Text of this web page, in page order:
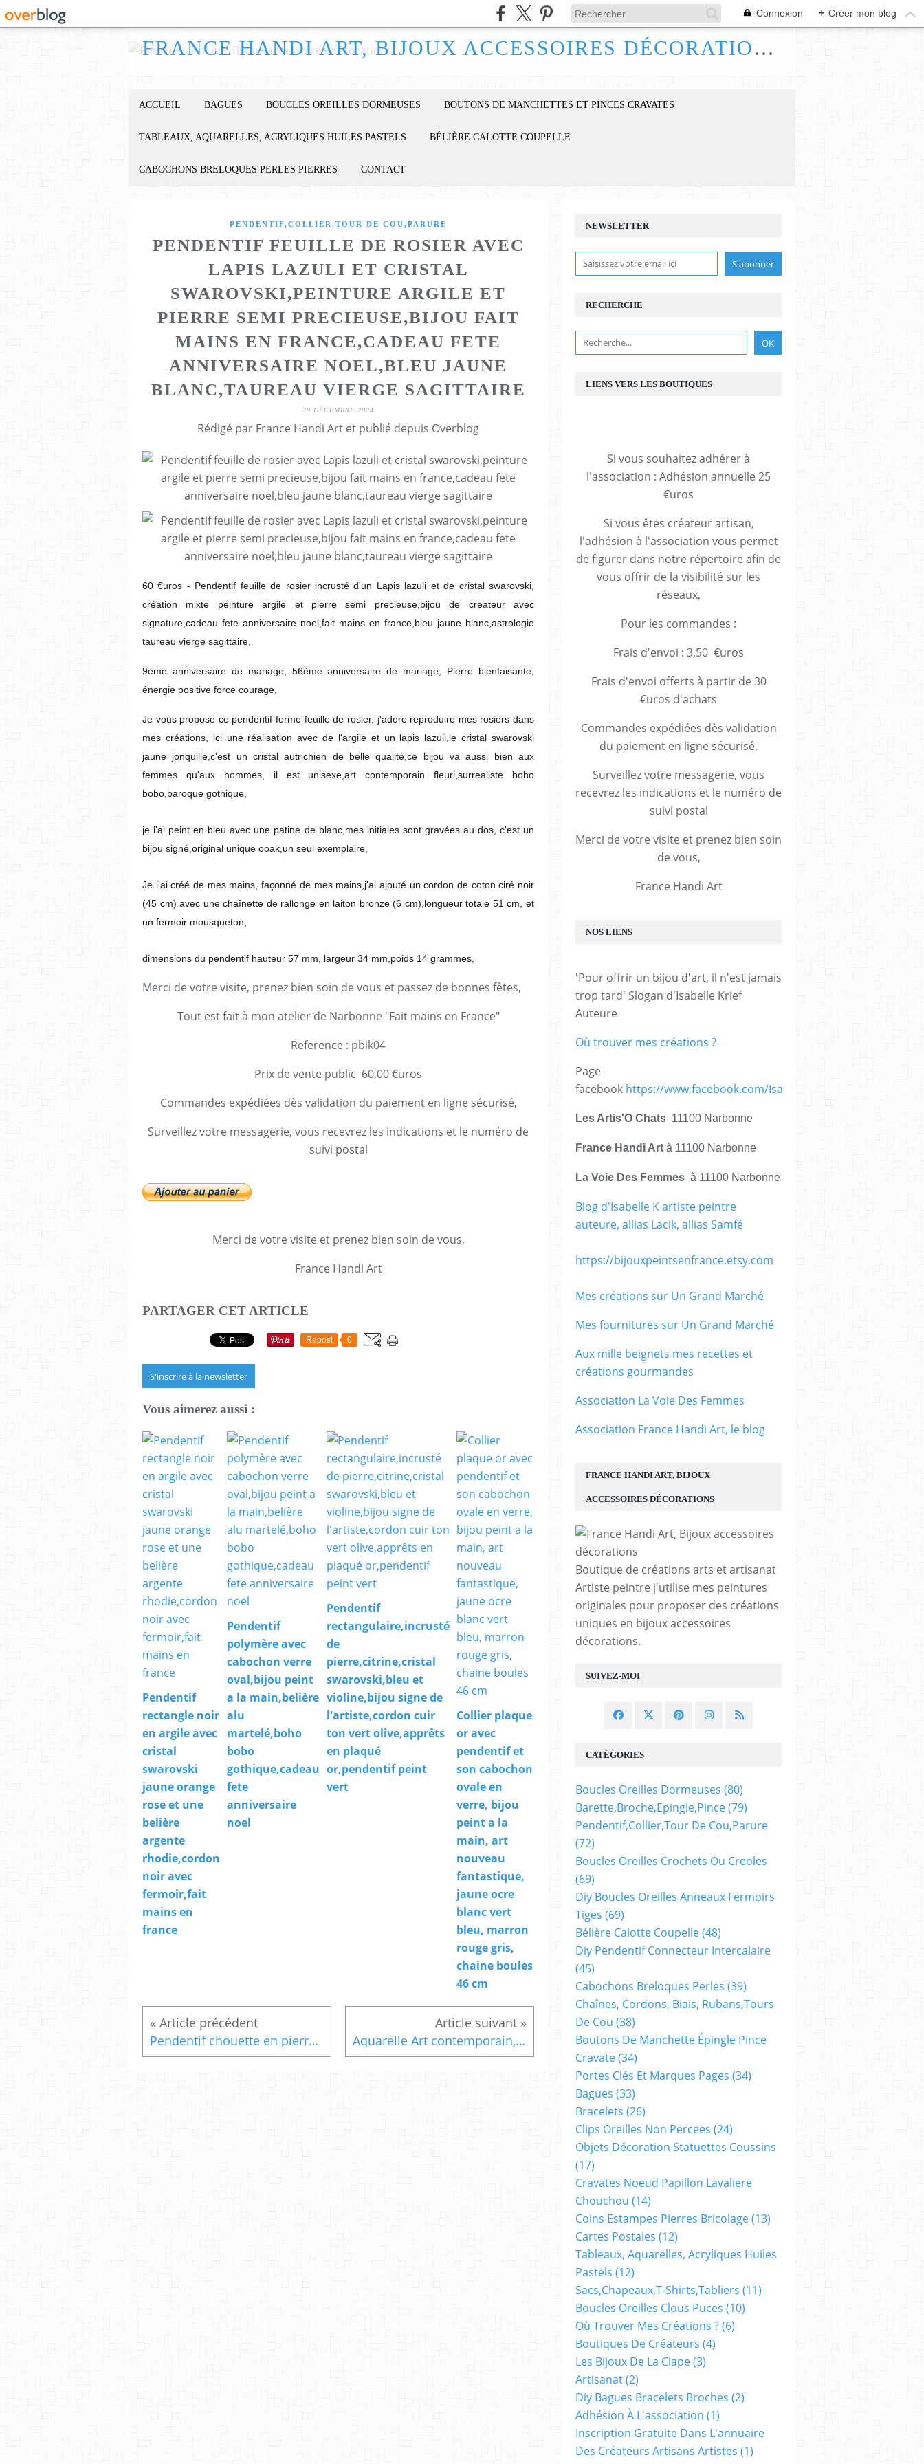
Connexion + Créer mon blog
FRANCE HANDI ART, BIJOUX ACCESSOIRES DÉCORATIONS
ACCUEIL BAGUES BOUCLES OREILLES DORMEUSES BOUTONS DE MANCHETTES ET PINCES CRAVATES
TABLEAUX, AQUARELLES, ACRYLIQUES HUILES PASTELS BÉLIÈRE CALOTTE COUPELLE
CABOCHONS BRELOQUES PERLES PIERRES CONTACT
PENDENTIF,COLLIER,TOUR DE COU,PARURE
PENDENTIF FEUILLE DE ROSIER AVEC
LAPIS LAZULI ET CRISTAL
SWAROVSKI,PEINTURE ARGILE ET
PIERRE SEMI PRECIEUSE,BIJOU FAIT
MAINS EN FRANCE,CADEAU FETE
ANNIVERSAIRE NOEL,BLEU JAUNE
BLANC,TAUREAU VIERGE SAGITTAIRE
29 DÉCEMBRE 2024
Rédigé par France Handi Art et publié depuis Overblog
60 €uros - Pendentif feuille de rosier incrusté d'un Lapis lazuli et de cristal swarovski,
création mixte peinture argile et pierre semi precieuse,bijou de createur avec
signature,cadeau fete anniversaire noel,fait mains en france,bleu jaune blanc,astrologie
taureau vierge sagittaire,
9ème anniversaire de mariage, 56ème anniversaire de mariage, Pierre bienfaisante,
énergie positive force courage,
Je vous propose ce pendentif forme feuille de rosier, j'adore reproduire mes rosiers dans
mes créations, ici une réalisation avec de l'argile et un lapis lazuli,le cristal swarovski
jaune jonquille,c'est un cristal autrichien de belle qualité,ce bijou va aussi bien aux
femmes qu'aux hommes, il est unisexe,art contemporain fleuri,surrealiste boho
bobo,baroque gothique,
je l'ai peint en bleu avec une patine de blanc,mes initiales sont gravées au dos, c'est un
bijou signé,original unique ooak,un seul exemplaire,
Je l'ai créé de mes mains, façonné de mes mains,j'ai ajouté un cordon de coton ciré noir
(45 cm) avec une chaînette de rallonge en laiton bronze (6 cm),longueur totale 51 cm, et
un fermoir mousqueton,
dimensions du pendentif hauteur 57 mm, largeur 34 mm,poids 14 grammes,
Merci de votre visite, prenez bien soin de vous et passez de bonnes fêtes,
Tout est fait à mon atelier de Narbonne "Fait mains en France"
Reference : pbik04
Prix de vente public 60,00 €uros
Commandes expédiées dès validation du paiement en ligne sécurisé,
Surveillez votre messagerie, vous recevrez les indications et le numéro de
suivi postal
Merci de votre visite et prenez bien soin de vous,
France Handi Art
PARTAGER CET ARTICLE
Repost 0
S'inscrire à la newsletter
Vous aimerez aussi :
Pendentif
rectangle noir
en argile avec
cristal
swarovski
jaune orange
rose et une
belière
argente
rhodie,cordon
noir avec
fermoir,fait
mains en
france
Pendentif
polymère avec
cabochon verre
oval,bijou peint
a la main,belière
alu
martelé,boho
bobo
gothique,cadeau
fete
anniversaire
noel
Pendentif
rectangulaire,incrusté
de
pierre,citrine,cristal
swarovski,bleu et
violine,bijou signe de
l'artiste,cordon cuir
ton vert olive,apprêts
en plaqué
or,pendentif peint
vert
Collier plaque
or avec
pendentif et
son cabochon
ovale en
verre, bijou
peint a la
main, art
nouveau
fantastique,
jaune ocre
blanc vert
bleu, marron
rouge gris,
chaine boules
46 cm
Pendentif chouette en pierre onyx noir,cordon noir et fermoir mousqueton,bijou boho bobo gothique fantastique,minimaliste animal oiseau foret,baroque rococo art nouveau,lithotherapie meditation,cadeau fete anniversaire noel Aquarelle Art contemporain,boucles oreilles laiton noir,avec cabochon oval rose oranger,bijou fait mains en france,art nouveau fleuri,gothique boho,isabelle krief créations
NEWSLETTER
SUIVEZ-MOI
RECHERCHE
FRANCE HANDI ART, BIJOUX
ACCESSOIRES DÉCORATIONS
Boutique de créations arts et artisanat
Artiste peintre j'utilise mes peintures
originales pour proposer des créations
uniques en bijoux accessoires
décorations.
CATÉGORIES
Boucles Oreilles Dormeuses (80)
Barette,broche,epingle,pince(79)
Pendentif,collier,tour De Cou,parure
(72)
Boucles Oreilles Crochets Ou Creoles
(69)
Diy Boucles Oreilles Anneaux Fermoirs
Tiges (69)
Bélière Calotte Coupelle(48)
Diy Pendentif Connecteur Intercalaire
(45)
Cabochons Breloques Perles (39)
Chaînes, Cordons, Biais, Rubans,tours
De Cou (38)
Boutons De Manchette Épingle Pince
Cravate(34)
Portes Clés Et Marques Pages (34)
Bagues (33)
Bracelets (26)
Clips Oreilles Non Percees (24)
Objets Décoration Statuettes Coussins
(17)
Cravates Noeud Papillon Lavaliere
Chouchou (14)
Coins Estampes Pierres Bricolage(13)
Cartes Postales (12)
Tableaux, Aquarelles, Acryliques Huiles
Pastels (12)
Sacs,chapeaux,t-Shirts,tabliers (11)
Boucles Oreilles Clous Puces (10)
Où Trouver Mes Créations ?(6)
Boutiques De Créateurs (4)
Les Bijoux De La Clape(3)
Artisanat(2)
Diy Bagues Bracelets Broches (2)
Adhésion À L'association (1)
Inscription Gratuite Dans L'annuaire
Des Créateurs Artisans Artistes (1)
LIENS VERS LES BOUTIQUES
Si vous souhaitez adhérer à
l'association : Adhésion annuelle 25
€uros
Si vous êtes créateur artisan,
l'adhésion à l'association vous permet
de figurer dans notre répertoire afin de
vous offrir de la visibilité sur les
réseaux,
Pour les commandes :
Frais d'envoi : 3,50 €uros
Frais d'envoi offerts à partir de 30
€uros d'achats
Commandes expédiées dès validation
du paiement en ligne sécurisé,
Surveillez votre messagerie, vous
recevrez les indications et le numéro de
suivi postal
Merci de votre visite et prenez bien soin
de vous,
France Handi Art
NOS LIENS
'Pour offrir un bijou d'art, il n'est jamais
trop tard' Slogan d'Isabelle Krief
Auteure
Où trouver mes créations ?
Page
facebook https://www.facebook.com/IsabelleKrief.ArtistePeintre/
Les Artis'O Chats 11100 Narbonne
France Handi Art à 11100 Narbonne
La Voie Des Femmes à 11100 Narbonne
Blog d'Isabelle K artiste peintre
auteure, allias Lacik, allias Samfé
https://bijouxpeintsenfrance.etsy.com
Mes créations sur Un Grand Marché
Mes fournitures sur Un Grand Marché
Aux mille beignets mes recettes et
créations gourmandes
Association La Voie Des Femmes
Association France Handi Art, le blog